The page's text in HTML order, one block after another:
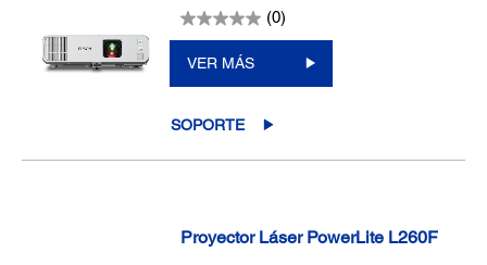
(0)
VER MÁS
SOPORTE
Proyector Láser PowerLite L260F